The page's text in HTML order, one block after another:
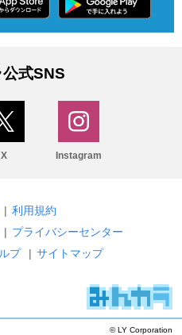
式SNS
X Instagram
| 利用規約
| プライバシーセンター
プ | サイトマップ
© LY Corporation